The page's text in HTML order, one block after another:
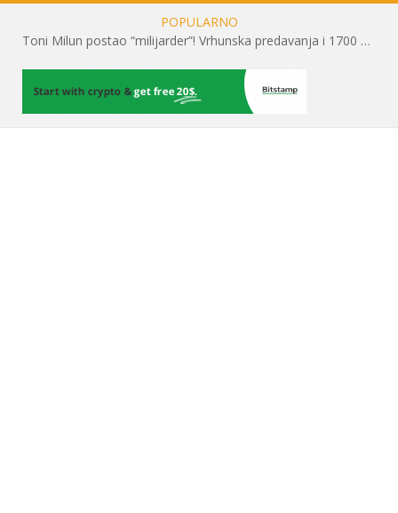
POPULARNO
Toni Milun postao “milijarder”! Vrhunska predavanja i 1700 posjetitelja obilježili su mjesec financijske pismenosti